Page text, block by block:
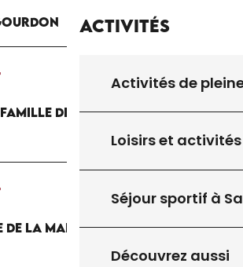
Activités
Activités de
Loisirs et activités
Séjour sportif à
Découvrez aussi
FAMILLE DE LA MAISON DU
DE LA MAISON DU PIAGE À